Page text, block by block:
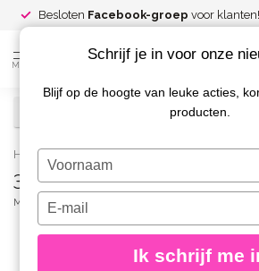
Besloten Facebook-groep voor klanten!
MENU
Home / 349 Gelpolish Yellow is Yellow
349 Gelpolish Yellow is
MAGNETIC
Schrijf je in voor onze
Blijf op de hoogte van leuke acties,
producten.
Typ
je
naam
Typ
je
e-
Ik schrijf me